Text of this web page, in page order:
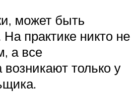
может быть
практике никто не
а все
возникают только у